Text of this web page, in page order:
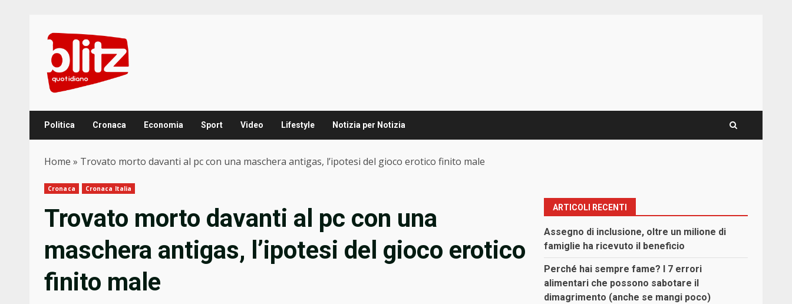
content
Politica Cronaca Economia Sport Video Lifestyle Notizia per Notizia
Home » Trovato morto davanti al pc con una maschera antigas, l’ipotesi del gioco erotico finito male
Cronaca Cronaca Italia
Trovato morto davanti al pc con una
maschera antigas, l’ipotesi del gioco erotico
finito male
ARTICOLI RECENTI
Assegno di inclusione, oltre un milione di
famiglie ha ricevuto il beneficio
Perché hai sempre fame? I 7 errori
alimentari che possono sabotare il
dimagrimento (anche se mangi poco)